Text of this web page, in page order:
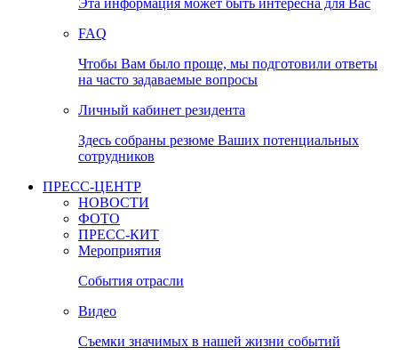
Эта информация может быть интересна для Вас
FAQ
Чтобы Вам было проще, мы подготовили ответы
на часто задаваемые вопросы
Личный кабинет резидента
Здесь собраны резюме Ваших потенциальных
сотрудников
ПРЕСС-ЦЕНТР
НОВОСТИ
ФОТО
ПРЕСС-КИТ
Мероприятия
События отрасли
Видео
Съемки значимых в нашей жизни событий